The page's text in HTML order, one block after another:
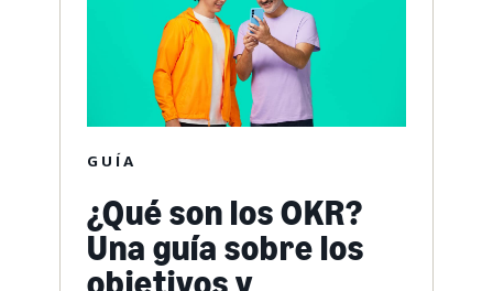
GUÍA
¿Qué son los OKR?
Una guía sobre los